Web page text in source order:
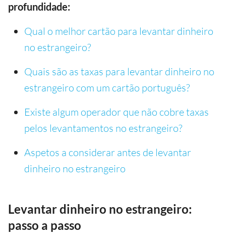
profundidade:
Qual o melhor cartão para levantar dinheiro
no estrangeiro?
Quais são as taxas para levantar dinheiro no
estrangeiro com um cartão português?
Existe algum operador que não cobre taxas
pelos levantamentos no estrangeiro?
Aspetos a considerar antes de levantar
dinheiro no estrangeiro
Levantar dinheiro no estrangeiro:
passo a passo